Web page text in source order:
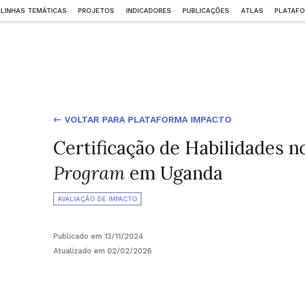
LINHAS TEMÁTICAS PROJETOS INDICADORES PUBLICAÇÕES ATLAS
← VOLTAR PARA PLATAFORMA IMPACTO
Certificação de Habilidades
Program em Uganda
AVALIAÇÃO DE IMPACTO
Publicado em 13/11/2024
Atualizado em 02/02/2026